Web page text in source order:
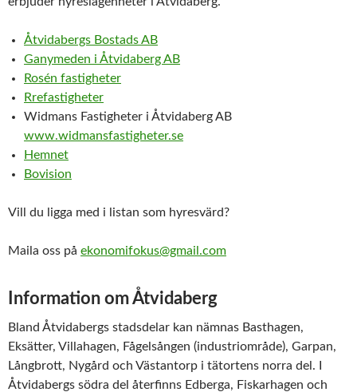
Åtvidabergs Bostads AB
Ganymeden i Åtvidaberg AB
Rosén fastigheter
Rrefastigheter
Widmans Fastigheter i Åtvidaberg AB
www.widmansfastigheter.se
Hemnet
Bovision
Vill du ligga med i listan som hyresvärd?
Maila oss på ekonomifokus@gmail.com
Information om Åtvidaberg
Bland Åtvidabergs stadsdelar kan nämnas Basthagen,
Eksätter, Villahagen, Fågelsången (industriområde), Garpan,
Långbrott, Nygård och Västantorp i tätortens norra del. I
Åtvidabergs södra del återfinns Edberga, Fiskarhagen och